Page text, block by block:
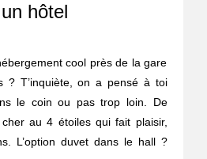
hôtel
cool près de la gare
? T’inquiète, on a pensé à toi
le coin ou pas trop loin. De
au 4 étoiles qui fait plaisir,
L’option duvet dans le hall ?